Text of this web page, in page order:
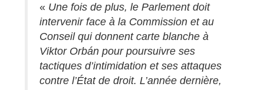
« Une fois de plus, le Parlement doit
intervenir face à la Commission et au
Conseil qui donnent carte blanche à
Viktor Orbán pour poursuivre ses
tactiques d’intimidation et ses attaques
contre l’État de droit. L’année dernière,